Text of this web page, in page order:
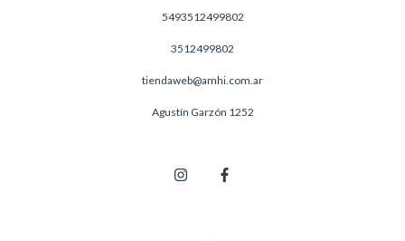
5493512499802
3512499802
tiendaweb@amhi.com.ar
Agustín Garzón 1252